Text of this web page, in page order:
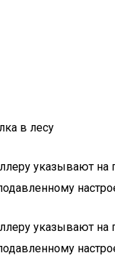
в лесу
указывают на
указывают на